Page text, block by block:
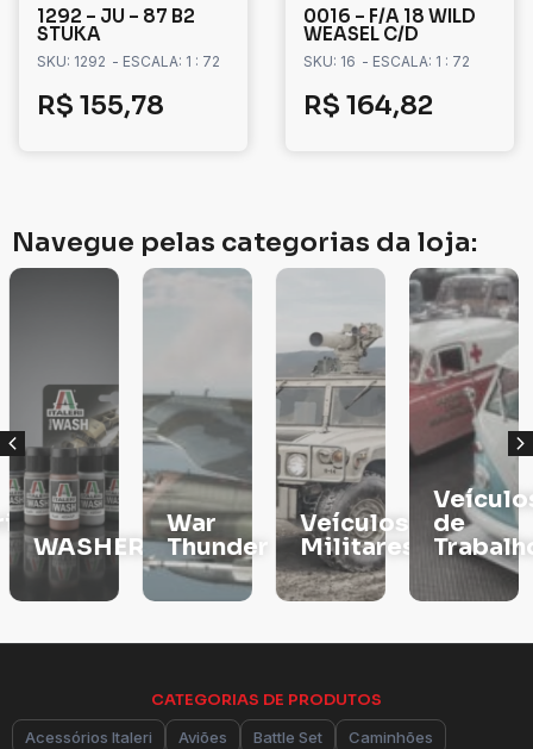
1292 – JU – 87 B2
STUKA
SKU: 1292 - ESCALA: 1 : 72
R$ 155,78
0016 – F/A 18 WILD
WEASEL C/D
SKU: 16 - ESCALA: 1 : 72
R$ 164,82
Navegue pelas categorias da loja:
War
Thunder
Veículos
Militares
Veículos
de
Trabalho
TINTAS
CATEGORIAS DE PRODUTOS
Acessórios Italeri Aviões Battle Set
Caminhões